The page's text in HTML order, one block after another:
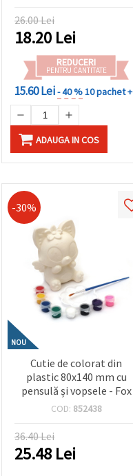
26.00 Lei
18.20 Lei
REDUCERI
PENTRU CANTITATE
15.60 Lei- 40 %10 pachet +
ADAUGA IN COS
-30%
NOU
Cutie de colorat din
plastic 80x140 mm cu
pensulă și vopsele - Fox
COD: 852438
36.40 Lei
25.48 Lei